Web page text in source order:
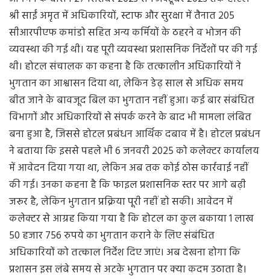
श्री साईं अमृत में अधिकारियों, स्टाफ और सुरक्षा में तैनात 205
सीआरपीएफ कमांडो सहित अन्य कर्मियों के ठहरने व भोजन की
व्यवस्था की गई थी। यह पूरी व्यवस्था प्रशासनिक निर्देशों पर की गई
थी। होटल संचालक का कहना है कि तत्कालीन अधिकारियों ने
भुगतान का आश्वासन दिया था, लेकिन डेढ़ साल से अधिक समय
बीत जाने के बावजूद बिल का भुगतान नहीं हुआ। कई बार संबंधित
विभागों और अधिकारियों से संपर्क करने के बाद भी मामला लंबित
बना हुआ है, जिससे होटल प्रबंधन आर्थिक दबाव में है। होटल प्रबंधन
ने बताया कि इससे पहले भी 6 जनवरी 2025 को कलेक्टर कार्यालय
में आवेदन दिया गया था, लेकिन अब तक कोई ठोस कार्रवाई नहीं
की गई। उनका कहना है कि फाइल प्रशासनिक स्तर पर आगे बढ़ी
जरूर है, लेकिन भुगतान प्रक्रिया पूरी नहीं हो सकी। आवेदन में
कलेक्टर से आग्रह किया गया है कि होटल का कुल बकाया 1 लाख
50 हजार 756 रुपये का भुगतान कराने के लिए संबंधित
अधिकारियों को तत्काल निर्देश दिए जाएं। अब देखना होगा कि
प्रशासन इस लंबे समय से अटके भुगतान पर क्या कदम उठाता है।